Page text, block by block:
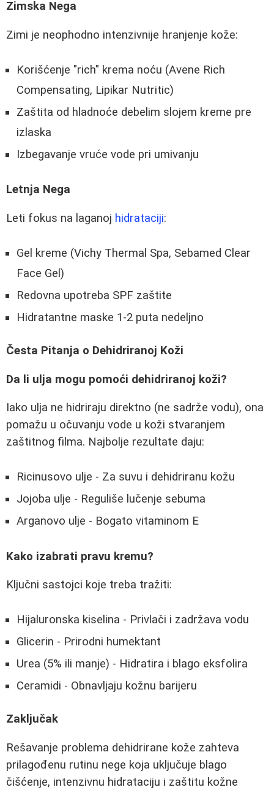
Zimska Nega
Zimi je neophodno intenzivnije hranjenje kože:
Korišćenje "rich" krema noću (Avene Rich
Compensating, Lipikar Nutritic)
Zaštita od hladnoće debelim slojem kreme pre
izlaska
Izbegavanje vruće vode pri umivanju
Letnja Nega
Leti fokus na laganoj hidrataciji:
Gel kreme (Vichy Thermal Spa, Sebamed Clear
Face Gel)
Redovna upotreba SPF zaštite
Hidratantne maske 1-2 puta nedeljno
Česta Pitanja o Dehidriranoj Koži
Da li ulja mogu pomoći dehidriranoj koži?
Iako ulja ne hidriraju direktno (ne sadrže vodu), ona
pomažu u očuvanju vode u koži stvaranjem
zaštitnog filma. Najbolje rezultate daju:
Ricinusovo ulje - Za suvu i dehidriranu kožu
Jojoba ulje - Reguliše lučenje sebuma
Arganovo ulje - Bogato vitaminom E
Kako izabrati pravu kremu?
Ključni sastojci koje treba tražiti:
Hijaluronska kiselina - Privlači i zadržava vodu
Glicerin - Prirodni humektant
Urea (5% ili manje) - Hidratira i blago eksfolira
Ceramidi - Obnavljaju kožnu barijeru
Zaključak
Rešavanje problema dehidrirane kože zahteva
prilagođenu rutinu nege koja uključuje blago
čišćenje, intenzivnu hidrataciju i zaštitu kožne